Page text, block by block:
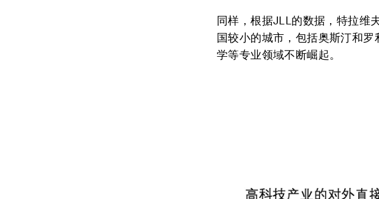
同样，根据JLL的数据，特拉维
国较小的城市，包括奥斯汀和
学等专业领域不断崛起。